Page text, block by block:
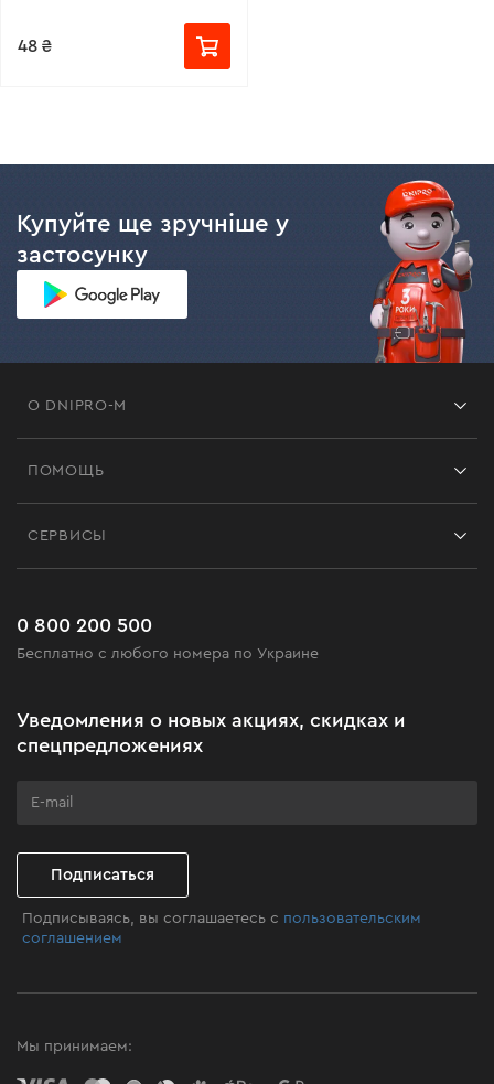
48 ₴
Купуйте ще зручніше у
застосунку
О DNIPRO-M
Черная пятница
Клуб мастерства
ПОМОЩЬ
Часто задаваемые вопросы
СЕРВИСЫ
0 800 200 500
Бесплатно с любого номера по Украине
Уведомления о новых акциях, скидках и
спецпредложениях
Подписаться
Подписываясь, вы соглашаетесь с пользовательским
соглашением
Мы принимаем: